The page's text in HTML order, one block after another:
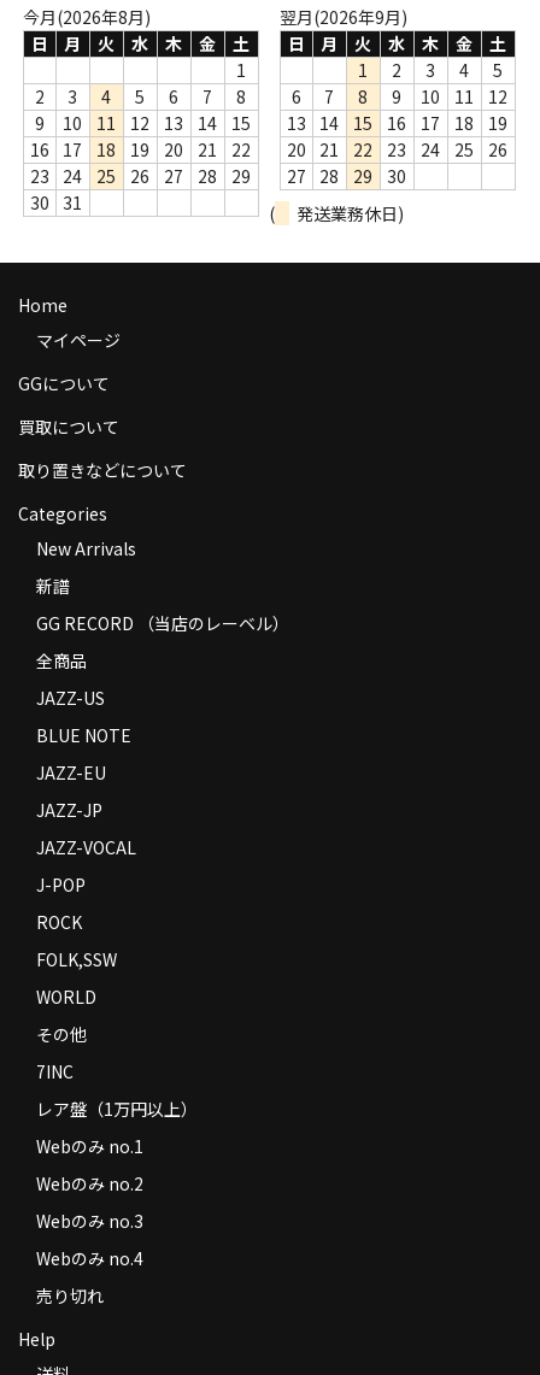
Webのみ no.2
Webのみ no.3
Webのみ no.4
売り切れ
Help
送料
商品の発送
返品
コンディション
Privacy Policy
Contact
今月(2026年8月)
日
月 火 水 木 金
土
1
2
3 4 5 6 7
8
9
10 11 12 13 14
15
16
17 18 19 20 21
22
23
24 25 26 27 28
29
30
31
翌月(2026年9月)
日
月 火 水 木 金
土
1
2 3 4
5
6
7 8 9 10 11
12
13
14 15 16 17 18
19
20
21 22 23 24 25
26
27
28 29
30
(
発送業務休日)
Home
マイページ
GGについて
買取について
取り置きなどについて
Categories
New Arrivals
新譜
GG RECORD （当店のレーベル）
全商品
JAZZ-US
BLUE NOTE
JAZZ-EU
JAZZ-JP
JAZZ-VOCAL
J-POP
ROCK
FOLK,SSW
WORLD
その他
7INC
レア盤（1万円以上）
Webのみ no.1
Webのみ no.2
Webのみ no.3
Webのみ no.4
売り切れ
Help